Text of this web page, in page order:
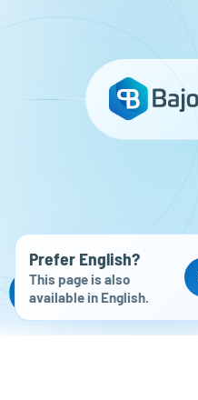
Kostenloser Website-Check
Prefer English?
This page is also
available in English.